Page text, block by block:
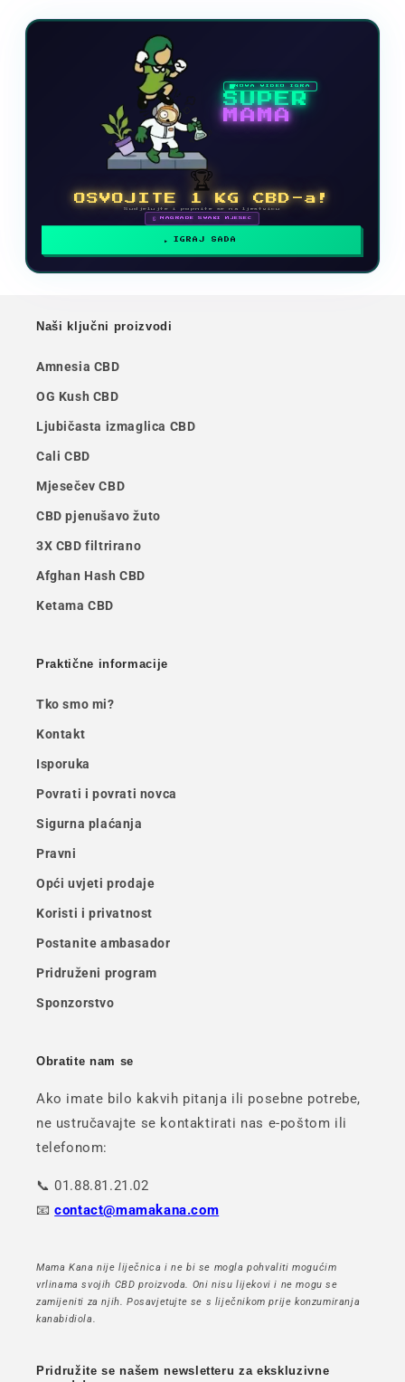
NOVA VIDEO IGRA
SUPER
MAMA
🏆
OSVOJITE 1 KG CBD-a!
Sudjelujte i popnite se na ljestvicu
🗓 NAGRADE SVAKI MJESEC
IGRAJ SADA
Naši ključni proizvodi
Amnesia CBD
OG Kush CBD
Ljubičasta izmaglica CBD
Cali CBD
Mjesečev CBD
CBD pjenušavo žuto
3X CBD filtrirano
Afghan Hash CBD
Ketama CBD
Praktične informacije
Tko smo mi?
Kontakt
Isporuka
Povrati i povrati novca
Sigurna plaćanja
Pravni
Opći uvjeti prodaje
Koristi i privatnost
Postanite ambasador
Pridruženi program
Sponzorstvo
Obratite nam se
Ako imate bilo kakvih pitanja ili posebne potrebe,
ne ustručavajte se kontaktirati nas e-poštom ili
telefonom:
📞 01.88.81.21.02
📧contact@mamakana.com
Mama Kana nije liječnica i ne bi se mogla pohvaliti mogućim
vrlinama svojih CBD proizvoda. Oni nisu lijekovi i ne mogu se
zamijeniti za njih. Posavjetujte se s liječnikom prije konzumiranja
kanabidiola.
Pridružite se našem newsletteru za ekskluzivne